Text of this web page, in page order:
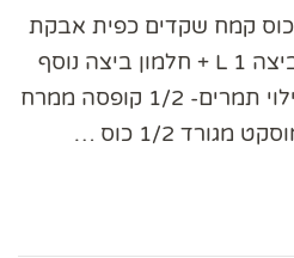
2 וחצי כוסות קמח 1/2 כוס קמח שקדים כפית אבקת
אפיה שקית סוכר וניל ביצה 1 L + חלמון ביצה נוסף
3/4 כוס אבקת סוכר למילוי תמרים- 1/2 קופסה ממרח
1/2 כוס …